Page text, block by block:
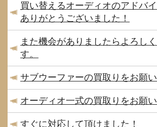
買い替えるオーディオのアドバイ
ありがとうございました！
また機会がありましたらよろし
す。
サブウーファーの買取りをお願
オーディオ一式の買取りをお願
すぐに対応して頂けました！